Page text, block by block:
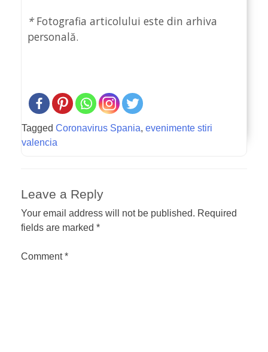
*Fotografia articolului este din arhiva
personală.
Tagged Coronavirus Spania, evenimente stiri
valencia
Leave a Reply
Your email address will not be published. Required
fields are marked *
Comment*